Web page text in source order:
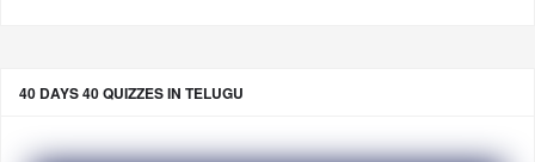
40 DAYS 40 QUIZZES IN TELUGU